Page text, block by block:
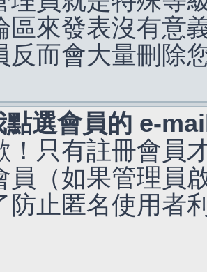
區來發表沒有意
反而會大量刪除
點選會員的 e-
！只有註冊會員
員（如果管理員
防止匿名使用者